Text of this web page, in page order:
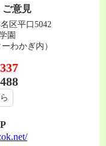
ご意見
区平口5042
園
わかぎ内）